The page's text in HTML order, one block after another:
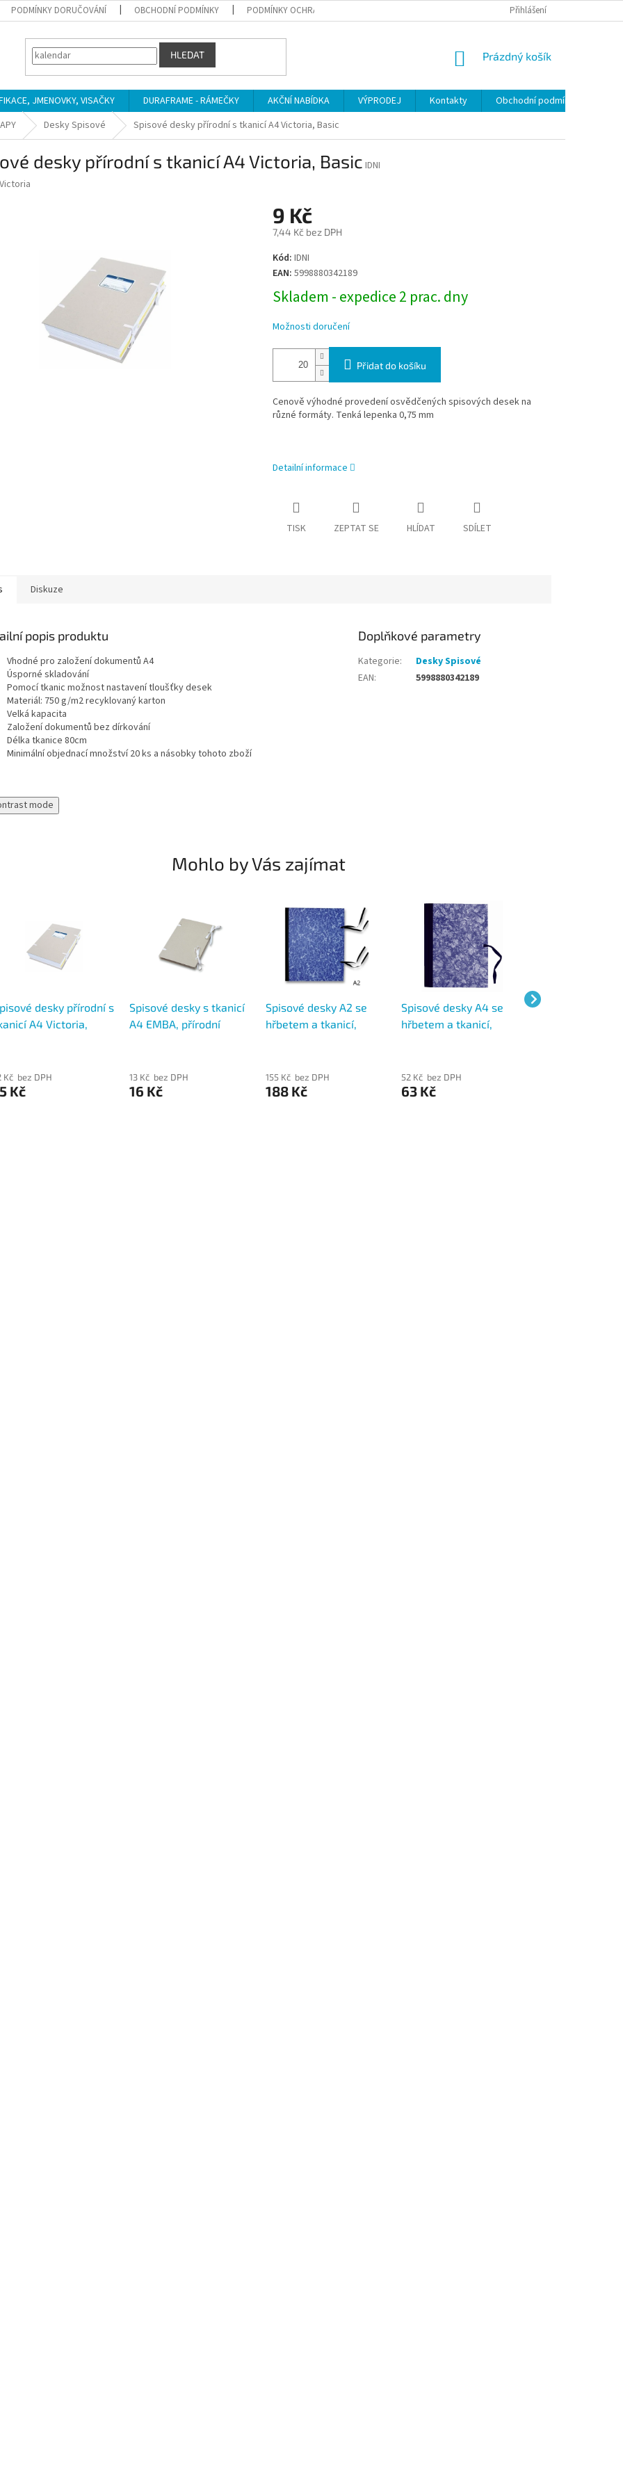
PODMÍNKY DORUČOVÁNÍ OBCHODNÍ PODMÍNKY PODMÍNKY OCHRANY OSOBNÍCH ÚDAJŮ Přihlášení
HLEDAT
NÁKUPNÍ
Prázdný košík
JMENOVKY, VISAČKY DURAFRAME - RÁMEČKY AKČNÍ NABÍDKA VÝPRODEJ Kontakty
Obchodní podmínky
Desky Spisové Spisové desky přírodní s tkanicí A4 Victoria, Basic
desky přírodní s tkanicí A4 Victoria, Basic IDNI
Victoria
9 Kč
7,44 Kč bez DPH
Měrná
cena:
Kód: IDNI
EAN: 5998880342189
Skladem - expedice 2 prac. dny
Možnosti doručení
Přidat do košíku
Cenově výhodné provedení osvědčených spisových desek na
různé formáty. Tenká lepenka 0,75 mm
Detailní informace
TISK ZEPTAT SE HLÍDAT SDÍLET
Diskuze
popis produktu
Vhodné pro založení dokumentů A4
Úsporné skladování
Pomocí tkanic možnost nastavení tloušťky desek
Materiál: 750 g/m2 recyklovaný karton
Velká kapacita
Založení dokumentů bez dírkování
Délka tkanice 80cm
Minimální objednací množství 20 ks a násobky tohoto zboží
Doplňkové parametry
Kategorie:
Desky Spisové
EAN: 5998880342189
mode
Mohlo by Vás zajímat
desky přírodní s
A4 Victoria,
Kč bez DPH
Kč
Spisové desky s tkanicí
A4 EMBA, přírodní
13 Kč bez DPH
16 Kč
Spisové desky A2 se
hřbetem a tkanicí,
155 Kč bez DPH
188 Kč
Spisové desky A4 se
hřbetem a tkanicí,
52 Kč bez DPH
63 Kč
Spisové desky